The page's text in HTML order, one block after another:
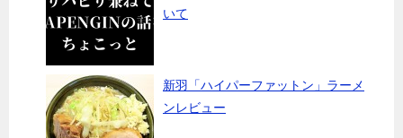
いて
新羽「ハイパーファットン」ラーメ
ンレビュー